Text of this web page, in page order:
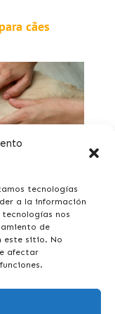
tecnologías
a la información
nos
de
este sitio. No
afectar
cães